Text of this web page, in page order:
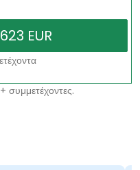
συμμετέχοντες.